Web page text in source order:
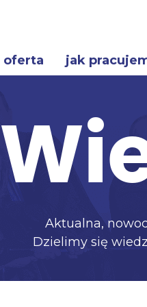
oferta jak
Aktualna,
Dzielimy się